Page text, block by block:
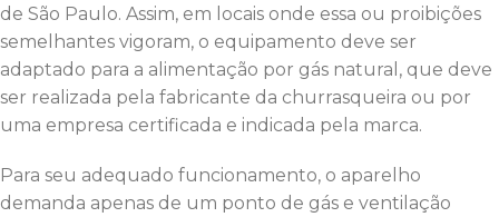
de São Paulo. Assim, em locais onde essa ou proibições
semelhantes vigoram, o equipamento deve ser
adaptado para a alimentação por gás natural, que deve
ser realizada pela fabricante da churrasqueira ou por
uma empresa certificada e indicada pela marca.
Para seu adequado funcionamento, o aparelho
demanda apenas de um ponto de gás e ventilação